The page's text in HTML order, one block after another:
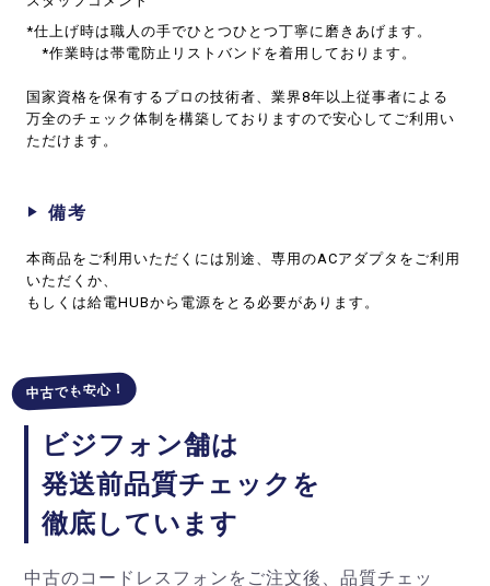
*仕上げ時は職人の手でひとつひとつ丁寧に磨きあげます。
*作業時は帯電防止リストバンドを着用しております。
国家資格を保有するプロの技術者、業界8年以上従事者による
万全のチェック体制を構築しておりますので安心してご利用い
ただけます。
備考
本商品をご利用いただくには別途、専用のACアダプタをご利用
いただくか、
もしくは給電HUBから電源をとる必要があります。
中古でも安心！
ビジフォン舗は
発送前品質チェックを
徹底しています
中古のコードレスフォンをご注文後、品質チェッ